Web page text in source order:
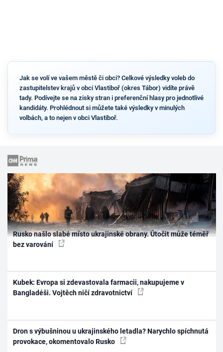
Jak se volí ve vašem městě či obci? Celkové výsledky voleb do
zastupitelstev krajů v obci Vlastiboř (okres Tábor) vidíte právě
tady. Podívejte se na zisky stran i preferenční hlasy pro jednotlivé
kandidáty. Prohlédnout si můžete také výsledky v minulých
volbách, a to nejen v obci Vlastiboř.
Rusko našlo slabé místo ukrajinské obrany. Útočit může téměř
bez varování
Kubek: Evropa si zdevastovala farmacii, nakupujeme v
Bangladéši. Vojtěch ničí zdravotnictví
Dron s výbušninou u ukrajinského letadla? Narychlo spíchnutá
provokace, okomentovalo Rusko